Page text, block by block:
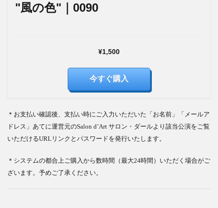
"風の色"｜0090
¥1,500
今すぐ購入
＊お支払い確認後、支払い時にご入力いただいた「お名前」「メールア
ドレス」あてに運営元のSalon d’Art サロン・ダールより該当公演をご覧
いただけるURLリンクとパスワードを発行いたします。
＊システムの都合上ご購入から数時間（最大24時間）いただく場合がご
ざいます。予めご了承ください。